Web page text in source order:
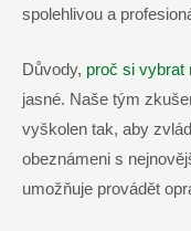
spolehlivou a
Důvody, proč si vybrat
jasné. Naše tým
vyškolen tak, aby
obeznámeni s
umožňuje provádět